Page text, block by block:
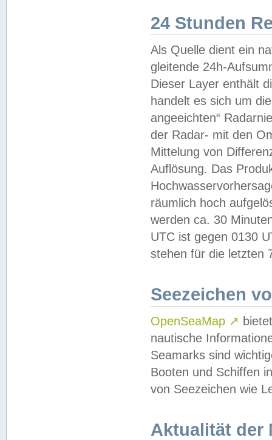
24 Stunden
Als Quelle dient ein
gleitende 24h-
Dieser Layer enthält
handelt es sich um
angeeichten“
der Radar- mit den
Mittelung von
Auflösung. Das
räumlich hoch
werden ca. 30
UTC ist gegen 0130
stehen für die letzten
Seezeichen
OpenSeaMap ↗
nautische
Seamarks sind
Booten und Schiffen
von Seezeichen wie
Aktualität der